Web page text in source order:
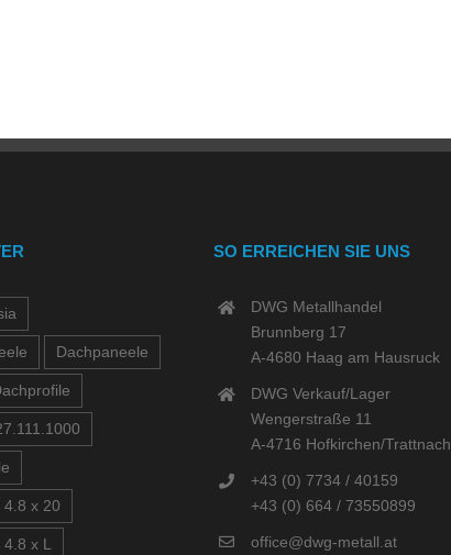
Dachpaneele
4.8 x 20
4.8 x L
SO ERREICHEN SIE UNS
DWG Metallhandel
Brunnberg 17
A-4680 Haag am Hausruck
DWG Verkauf/Lager
Wengerstraße 11
A-4716 Hofkirchen/Trattnach
+43 (0) 7734 / 40159
+43 (0) 664 / 73550899
office@dwg-metall.at